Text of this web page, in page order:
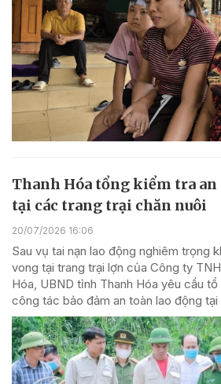
Thanh Hóa tổng kiểm tra an
tại các trang trại chăn nuôi
20/07/2026 16:06
Sau vụ tai nạn lao động nghiêm trọng
vong tại trang trại lợn của Công ty
Hóa, UBND tỉnh Thanh Hóa yêu cầu
công tác bảo đảm an toàn lao động